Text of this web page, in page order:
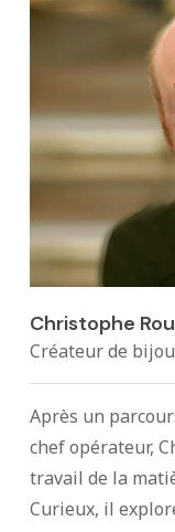
Christophe
Créateur de
Après un
chef opérateur,
travail de la
Curieux, il